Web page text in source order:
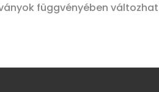
függvényében